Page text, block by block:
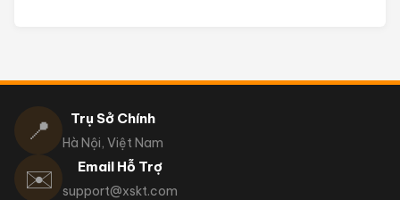
📍 Trụ Sở Chính
Hà Nội, Việt Nam
✉️ Email Hỗ Trợ
support@xskt.com